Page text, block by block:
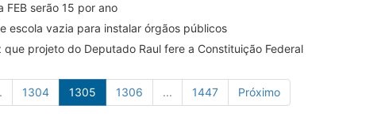
FEB serão 15 por ano
escola vazia para instalar órgãos públicos
projeto do Deputado Raul fere a Constituição Federal
1304 1305 1306 ... 1447 Próximo